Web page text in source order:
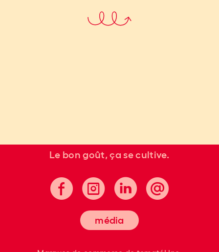
média
Le bon goût, ça se cultive.